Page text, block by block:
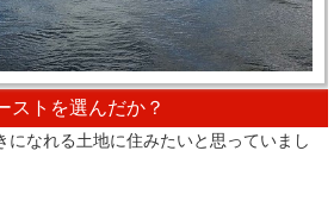
ストを選んだか？
になれる土地に住みたいと思っていまし